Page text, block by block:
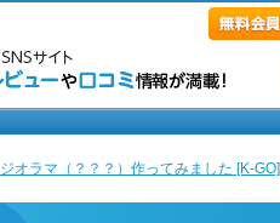
ジオラマ（？？？）作ってみました [K-GO]